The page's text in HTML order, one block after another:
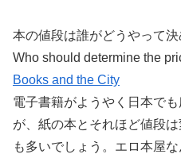
本の値段は誰がどうやって
Who should determine the
Books and the City
電子書籍がようやく日本で
が、紙の本とそれほど値段
も多いでしょう。エロ本屋